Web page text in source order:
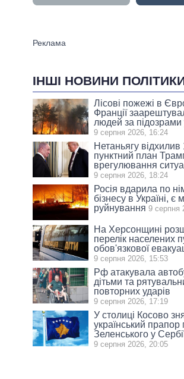
ІНШІ НОВИНИ
Лісові пожежі в
Франції
людей за підозрами
9 серпня 2026, 16:24
Нетаньягу відхилив
пунктний план
врегулювання
9 серпня 2026, 18:24
Росія вдарила по
бізнесу в Україні, є
руйнування 9 серпня
На Херсонщині
перелік населених
обов'язкової
9 серпня 2026, 15:53
Рф атакувала
дітьми та
повторних ударів
9 серпня 2026, 17:19
У столиці Косово
український прапор
Зеленського у
9 серпня 2026, 20:05